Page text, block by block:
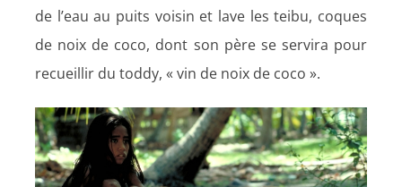
de l’eau au puits voisin et lave les teibu, coques
de noix de coco, dont son père se servira pour
recueillir du toddy, « vin de noix de coco ».